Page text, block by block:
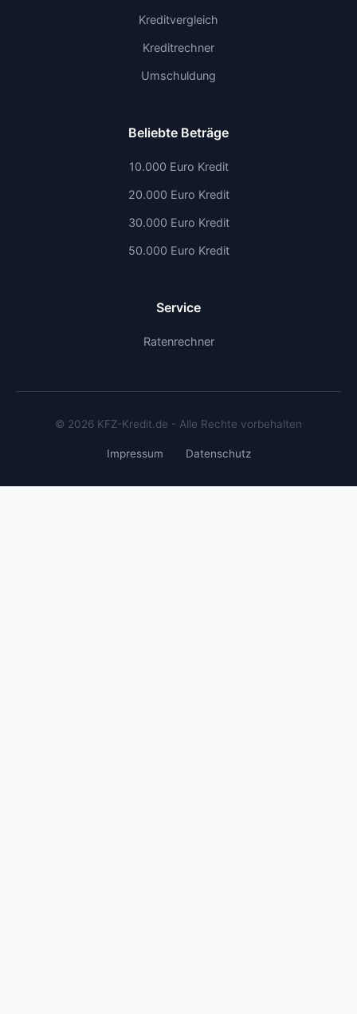
Kreditvergleich
Kreditrechner
Umschuldung
Beliebte Beträge
10.000 Euro Kredit
20.000 Euro Kredit
30.000 Euro Kredit
50.000 Euro Kredit
Service
Ratenrechner
© 2026 KFZ-Kredit.de - Alle Rechte vorbehalten
Impressum Datenschutz